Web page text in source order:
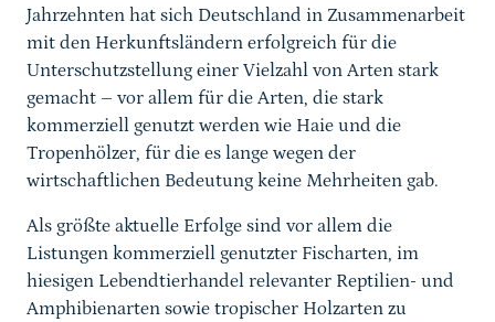
Jahrzehnten hat sich Deutschland in Zusammenarbeit
mit den Herkunftsländern erfolgreich für die
Unterschutzstellung einer Vielzahl von Arten stark
gemacht – vor allem für die Arten, die stark
kommerziell genutzt werden wie Haie und die
Tropenhölzer, für die es lange wegen der
wirtschaftlichen Bedeutung keine Mehrheiten gab.
Als größte aktuelle Erfolge sind vor allem die
Listungen kommerziell genutzter Fischarten, im
hiesigen Lebendtierhandel relevanter Reptilien- und
Amphibienarten sowie tropischer Holzarten zu